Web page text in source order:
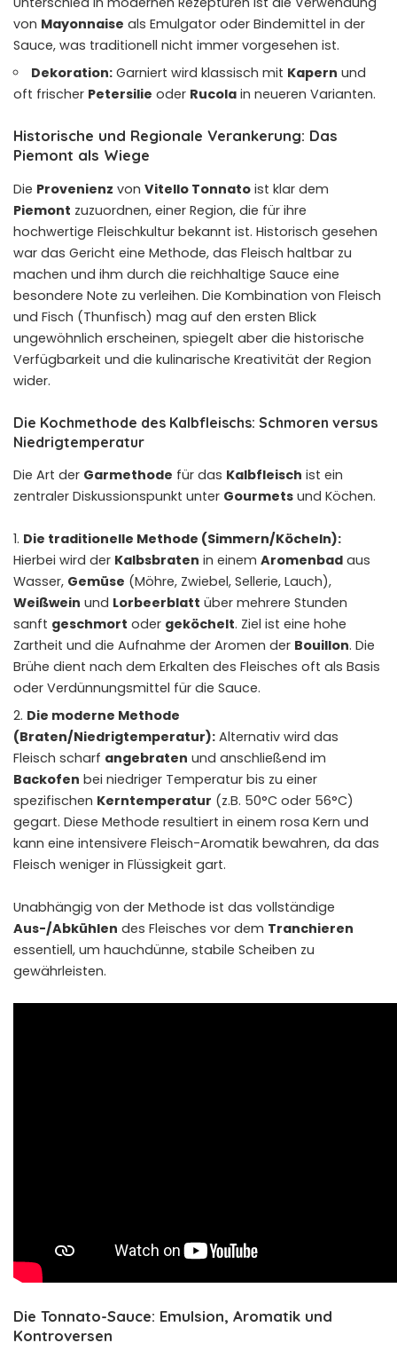
von Mayonnaise als Emulgator oder Bindemittel in der
Sauce, was traditionell nicht immer vorgesehen ist.
Dekoration: Garniert wird klassisch mit Kapern und
oft frischer Petersilie oder Rucola in neueren Varianten.
Historische und Regionale Verankerung: Das
Piemont als Wiege
Die Provenienz von Vitello Tonnato ist klar dem
Piemont zuzuordnen, einer Region, die für ihre
hochwertige Fleischkultur bekannt ist. Historisch gesehen
war das Gericht eine Methode, das Fleisch haltbar zu
machen und ihm durch die reichhaltige Sauce eine
besondere Note zu verleihen. Die Kombination von Fleisch
und Fisch (Thunfisch) mag auf den ersten Blick
ungewöhnlich erscheinen, spiegelt aber die historische
Verfügbarkeit und die kulinarische Kreativität der Region
wider.
Die Kochmethode des Kalbfleischs: Schmoren versus
Niedrigtemperatur
Die Art der Garmethode für das Kalbfleisch ist ein
zentraler Diskussionspunkt unter Gourmets und Köchen.
Die traditionelle Methode (Simmern/Köcheln):
Hierbei wird der Kalbsbraten in einem Aromenbad aus
Wasser, Gemüse (Möhre, Zwiebel, Sellerie, Lauch),
Weißwein und Lorbeerblatt über mehrere Stunden
sanft geschmort oder geköchelt. Ziel ist eine hohe
Zartheit und die Aufnahme der Aromen der Bouillon. Die
Brühe dient nach dem Erkalten des Fleisches oft als Basis
oder Verdünnungsmittel für die Sauce.
Die moderne Methode
(Braten/Niedrigtemperatur): Alternativ wird das
Fleisch scharf angebraten und anschließend im
Backofen bei niedriger Temperatur bis zu einer
spezifischen Kerntemperatur (z.B. 50°C oder 56°C)
gegart. Diese Methode resultiert in einem rosa Kern und
kann eine intensivere Fleisch-Aromatik bewahren, da das
Fleisch weniger in Flüssigkeit gart.
Unabhängig von der Methode ist das vollständige
Aus-/Abkühlen des Fleisches vor dem Tranchieren
essentiell, um hauchdünne, stabile Scheiben zu
gewährleisten.
Die Tonnato-Sauce: Emulsion, Aromatik und
Kontroversen